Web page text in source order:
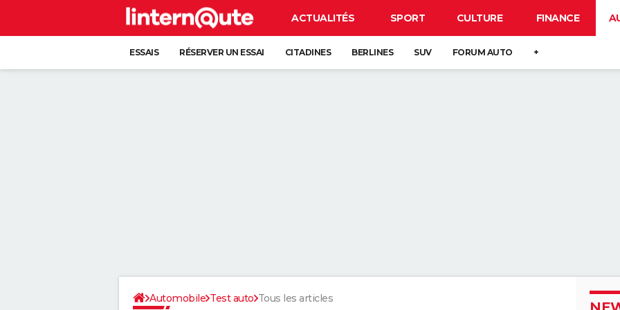
ACTUALITÉS SPORT CULTURE FINANCE
ESSAIS RÉSERVER UN ESSAI CITADINES BERLINES SUV FORUM AUTO +
Automobile Test auto Tous les articles